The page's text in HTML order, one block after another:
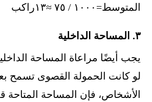
المتوسط=١٠٠٠ / ٧٥ ≈١٣راكب
٣. المساحة الداخلية
يجب أيضًا مراعاة المساحة
لو كانت الحمولة القصوى تسمح
الأشخاص، فإن المساحة المتاحة